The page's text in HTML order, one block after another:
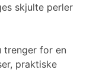
skjulte perler
for en
praktiske